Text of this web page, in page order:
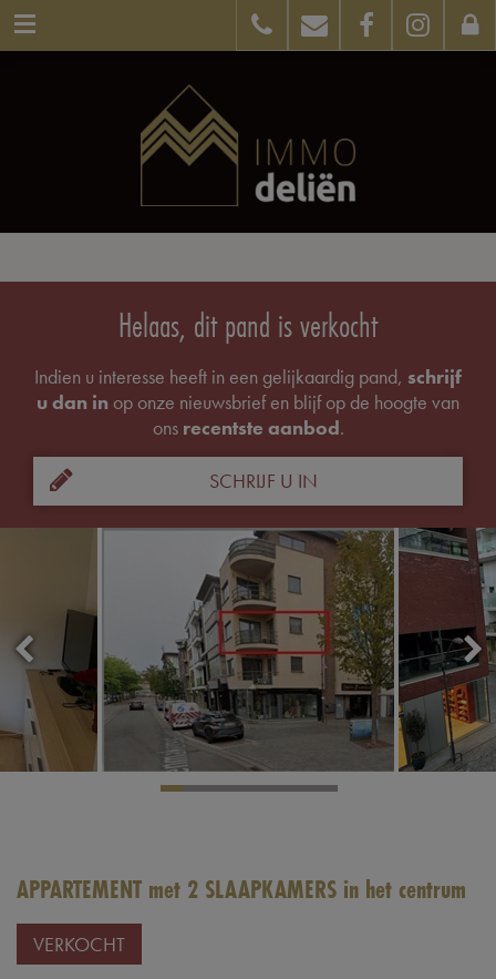
Helaas, dit pand is verkocht
Indien u interesse heeft in een gelijkaardig pand, schrijf
u dan in op onze nieuwsbrief en blijf op de hoogte van
ons recentste aanbod.
SCHRIJF U IN
APPARTEMENT met 2 SLAAPKAMERS in het centrum
VERKOCHT